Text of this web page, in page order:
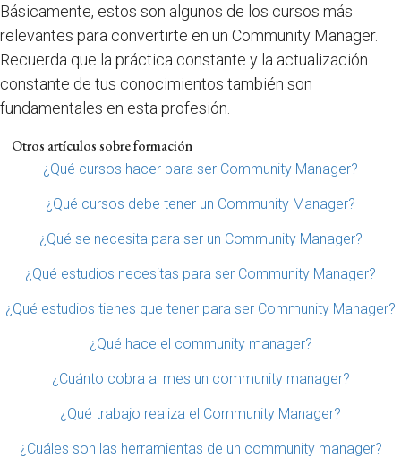
Básicamente, estos son algunos de los cursos más
relevantes para convertirte en un Community Manager.
Recuerda que la práctica constante y la actualización
constante de tus conocimientos también son
fundamentales en esta profesión.
Otros artículos sobre formación
¿Qué cursos hacer para ser Community Manager?
¿Qué cursos debe tener un Community Manager?
¿Qué se necesita para ser un Community Manager?
¿Qué estudios necesitas para ser Community Manager?
¿Qué estudios tienes que tener para ser Community Manager?
¿Qué hace el community manager?
¿Cuánto cobra al mes un community manager?
¿Qué trabajo realiza el Community Manager?
¿Cuáles son las herramientas de un community manager?